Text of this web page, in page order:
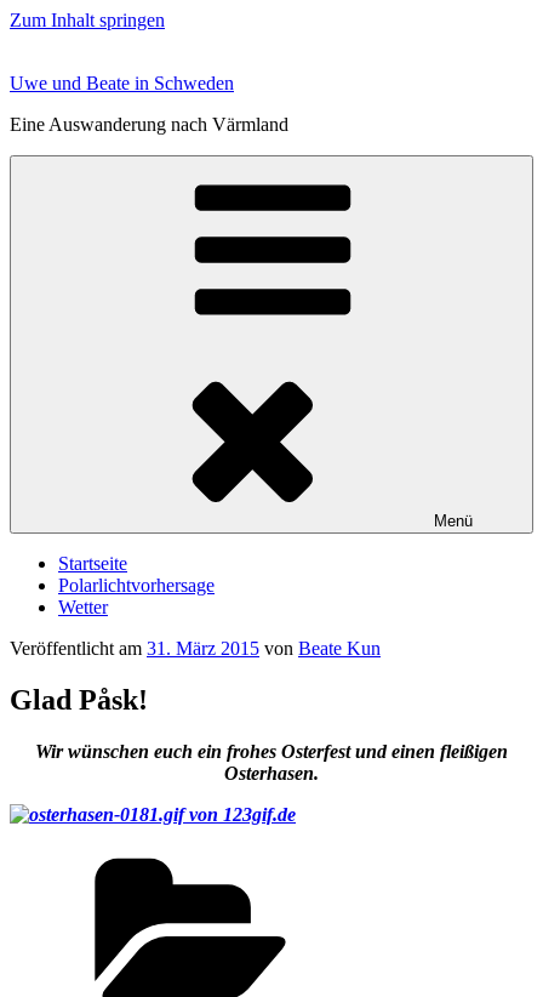
Zum Inhalt springen
Uwe und Beate in Schweden
Eine Auswanderung nach Värmland
Menü
Startseite
Polarlichtvorhersage
Wetter
Veröffentlicht am 31. März 2015 von Beate Kun
Glad Påsk!
Wir wünschen euch ein frohes Osterfest und einen fleißigen
Osterhasen.